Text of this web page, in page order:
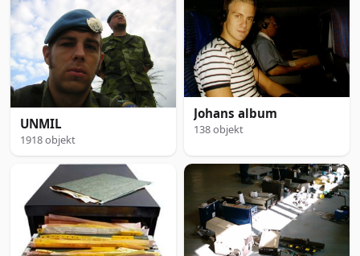
UNMIL
1918 objekt
Johans album
138 objekt